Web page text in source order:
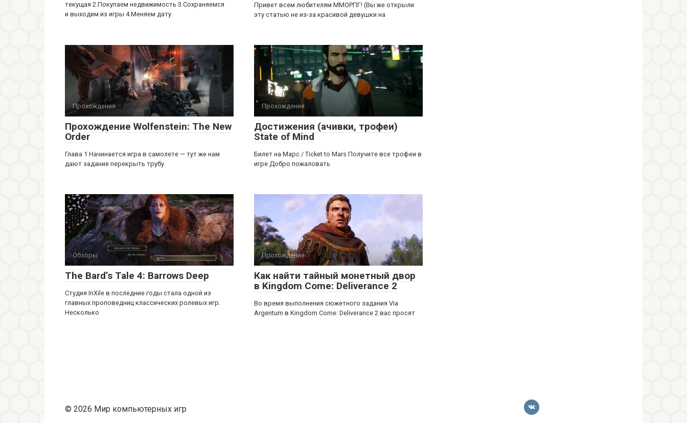
текущая 2.Покупаем недвижимость 3.Сохраняемся
и выходим из игры 4.Меняем дату
Привет всем любителям ММОРПГ! (Вы же открыли
эту статью не из-за красивой девушки на
Прохождения
Прохождение Wolfenstein: The New
Order
Глава 1 Начинается игра в самолете — тут же нам
дают задание перекрыть трубу.
Прохождения
Достижения (ачивки, трофеи)
State of Mind
Билет на Марс / Ticket to Mars Получите все трофеи в
игре Добро пожаловать
Обзоры
The Bard’s Tale 4: Barrows Deep
Студия InXile в последние годы стала одной из
главных проповедниц классических ролевых игр.
Несколько
Прохождения
Как найти тайный монетный двор
в Kingdom Come: Deliverance 2
Во время выполнения сюжетного задания Via
Argentum в Kingdom Come: Deliverance 2 вас просят
© 2026 Мир компьютерных игр